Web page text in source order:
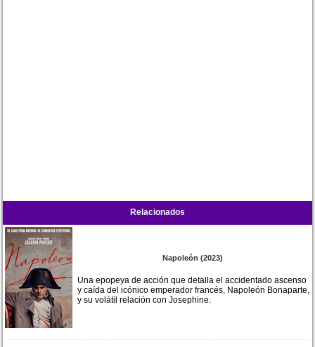
Relacionados
Napoleón (2023)
Una epopeya de acción que detalla el accidentado ascenso
y caída del icónico emperador francés, Napoleón Bonaparte,
y su volátil relación con Josephine.